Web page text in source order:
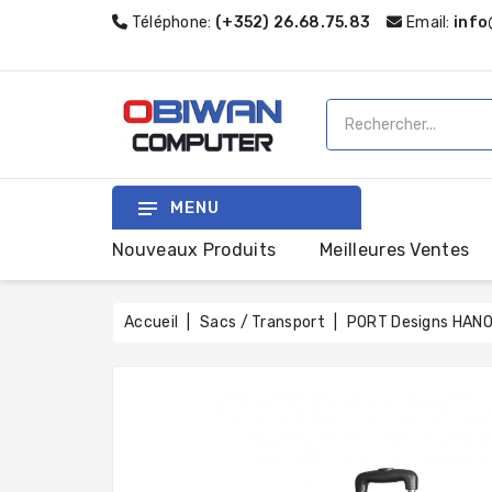
Téléphone: (+352) 26.68.75.83 Email:
MENU
Nouveaux Produits Meilleures Ventes
Accueil Sacs / Transport PORT Designs